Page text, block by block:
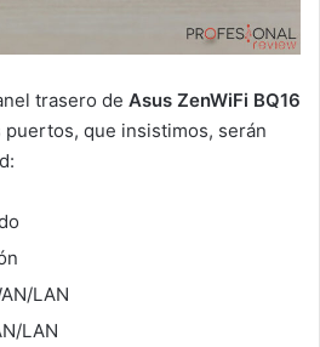
trasero de Asus ZenWiFi BQ16
que insistimos, serán
LAN
LAN